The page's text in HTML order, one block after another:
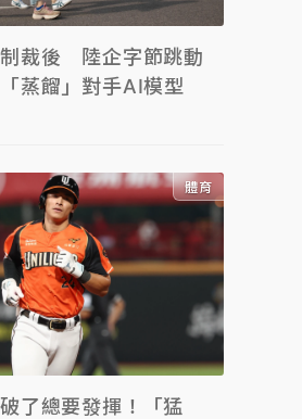
制裁後 陸企字節跳動
蒸餾」對手AI模型
體育
了總要發揮！「猛